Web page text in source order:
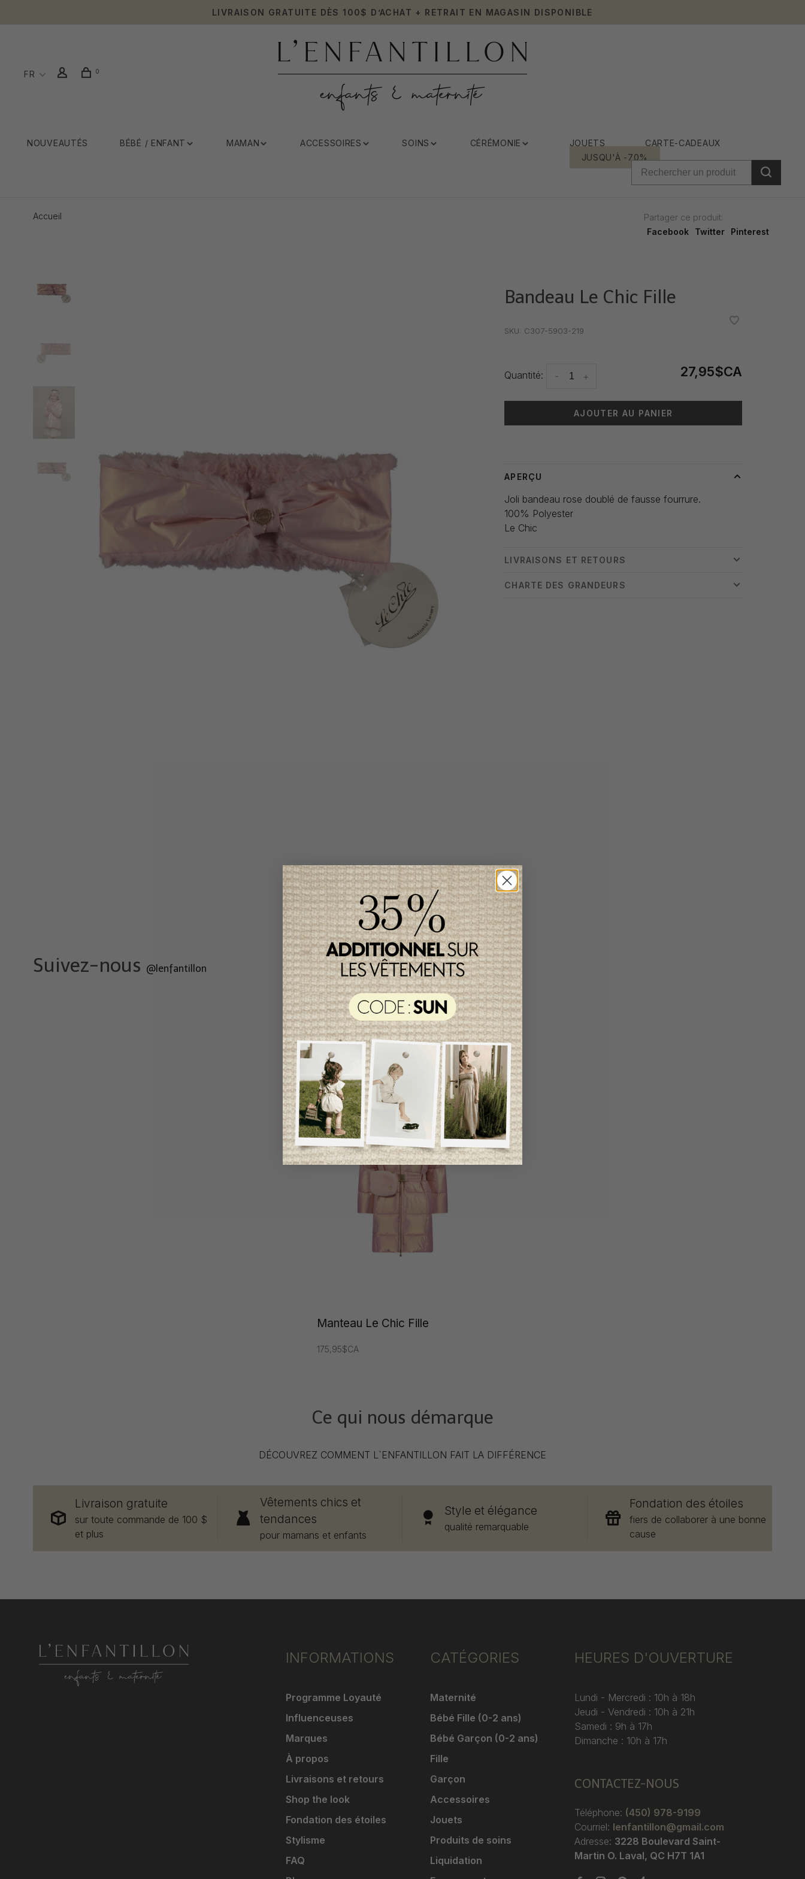
LIVRAISON GRATUITE DÈS 100$ D’ACHAT + RETRAIT EN MAGASIN DISPONIBLE
FR 0
NOUVEAUTÉS BÉBÉ / ENFANT MAMAN ACCESSOIRES SOINS CÉRÉMONIE JOUETS
CARTE-CADEAUX
JUSQU'À -70%
Accueil
Partager ce produit:
Facebook
Twitter Pinterest
Bandeau Le Chic Fille
SKU: C307-5903-219
Quantité: +
- 27,95$CA
AJOUTER AU PANIER
APERÇU
Joli bandeau rose doublé de fausse fourrure.
100% Polyester
Le Chic
LIVRAISONS ET RETOURS
CHARTE DES GRANDEURS
Suivez-nous @lenfantillon
Produits connexes
Manteau Le Chic Fille
175,95$CA
Ce qui nous démarque
DÉCOUVREZ COMMENT L`ENFANTILLON FAIT LA DIFFÉRENCE
Livraison gratuite
sur toute commande de 100 $
et plus
Vêtements chics et
tendances
pour mamans et enfants
Style et élégance
qualité remarquable
Fondation des étoiles
fiers de collaborer à une bonne
cause
INFORMATIONS
Programme Loyauté
Influenceuses
Marques
À propos
Livraisons et retours
Shop the look
Fondation des étoiles
Stylisme
FAQ
CATÉGORIES
Maternité
Bébé Fille (0-2 ans)
Bébé Garçon (0-2 ans)
Fille
Garçon
Accessoires
Jouets
Produits de soins
Liquidation
HEURES D'OUVERTURE
Lundi - Mercredi : 10h à 18h
Jeudi - Vendredi : 10h à 21h
Samedi : 9h à 17h
Dimanche : 10h à 17h
CONTACTEZ-NOUS
Téléphone: (450) 978-9199
Courriel: lenfantillon@gmail.com
Adresse: 3228 Boulevard Saint-
Martin O. Laval, QC H7T 1A1